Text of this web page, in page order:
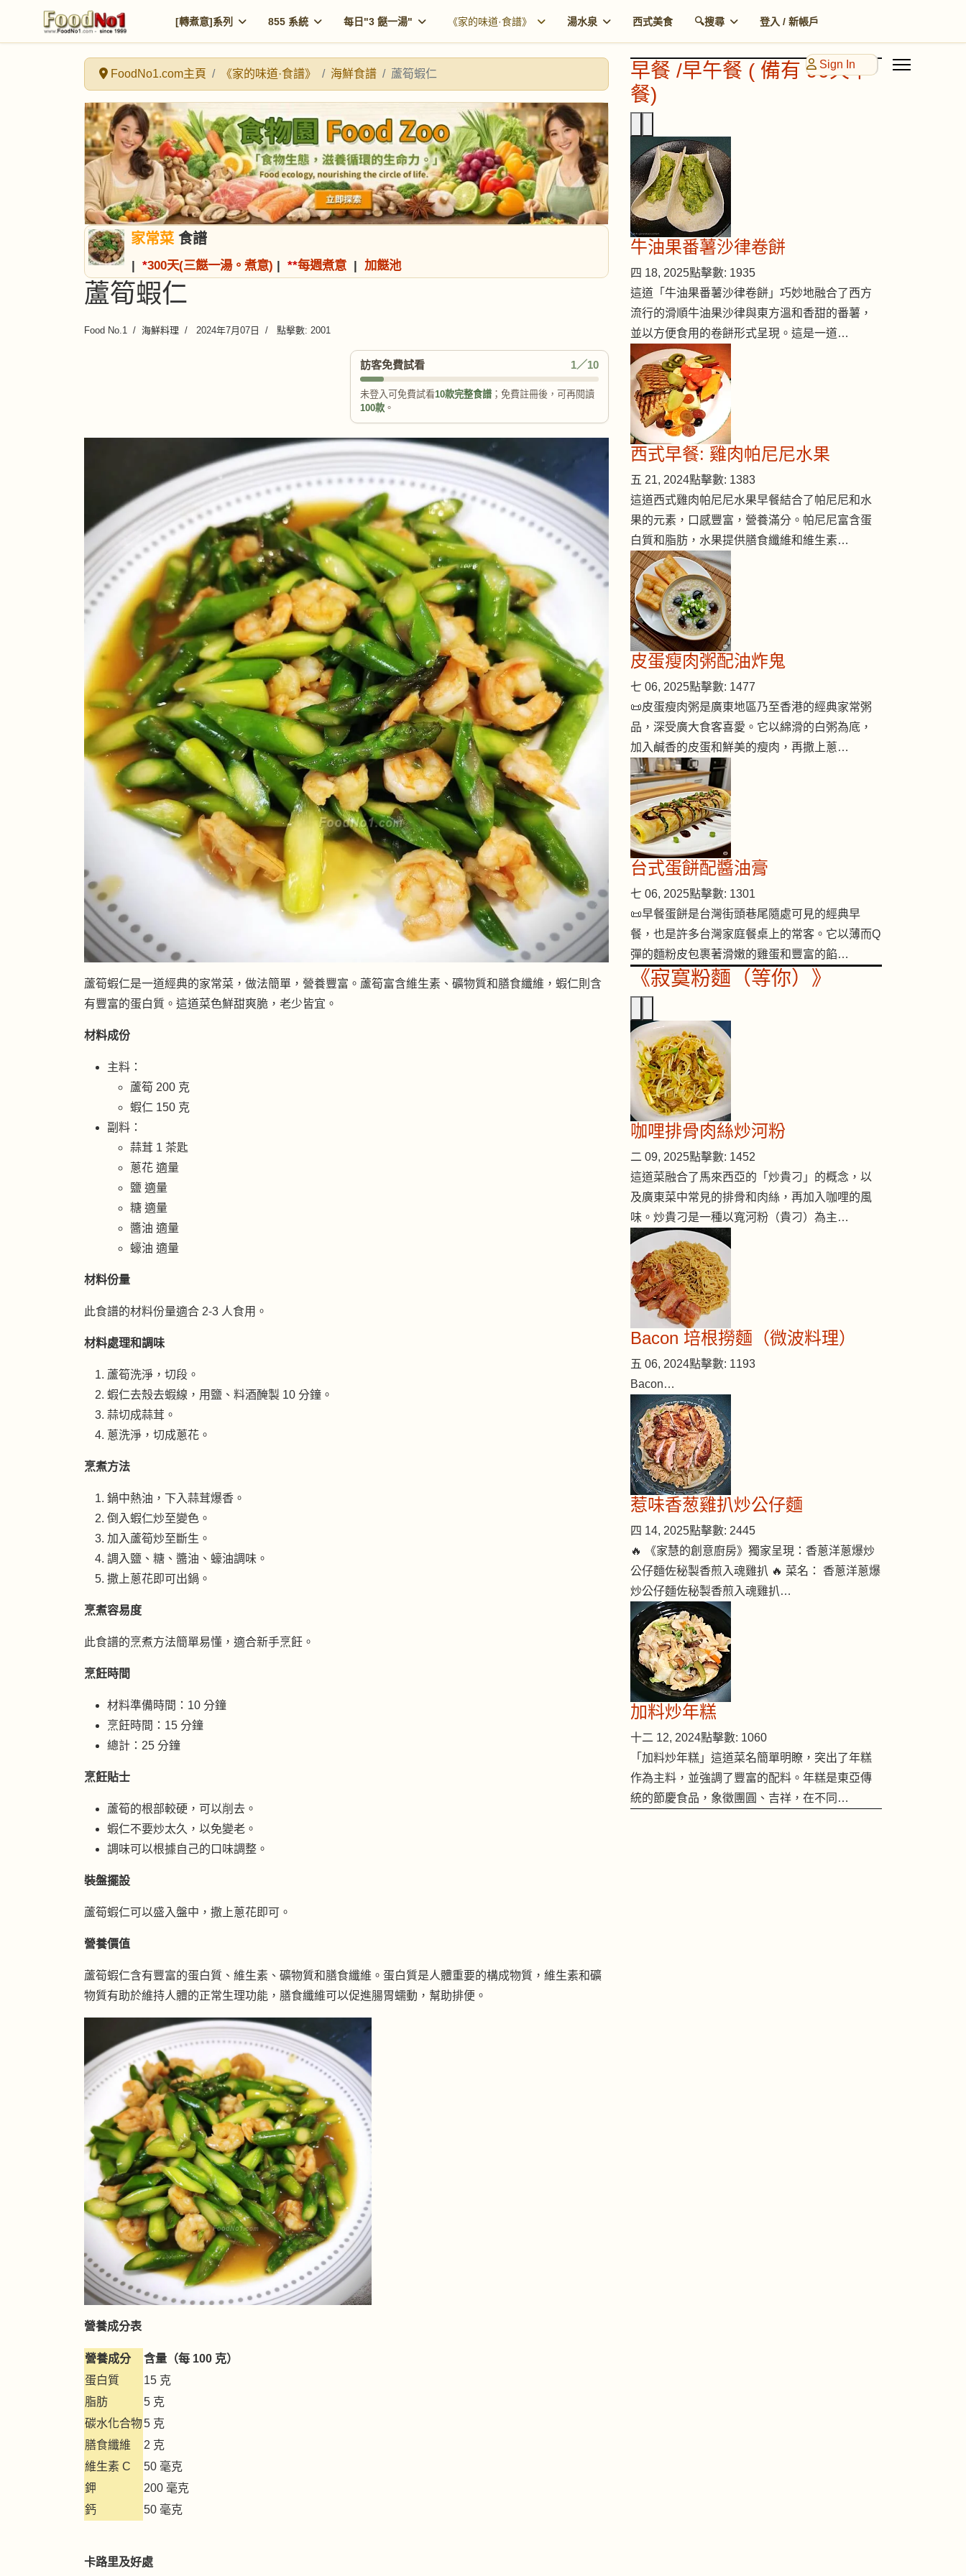
[轉煮意]系列 855 系統 每日"3 餸一湯" 《家的味道·食譜》 湯水泉 西式美食 🔍搜尋 登入 / 新帳戶
Sign In
FoodNo1.com主頁 《家的味道·食譜》 海鮮食譜 蘆筍蝦仁
家常菜 食譜
| *300天(三餸一湯。煮意) | **每週煮意 | 加餸池
蘆筍蝦仁
Food No.1 海鮮料理 2024年7月07日 點擊數: 2001
訪客免費試看 1／10
未登入可免費試看10款完整食譜 ；免費註冊後，可再閱讀
100款 。
蘆筍蝦仁是一道經典的家常菜，做法簡單，營養豐富。蘆筍富含維生素、礦物質和膳食纖維，蝦仁則含
有豐富的蛋白質。這道菜色鮮甜爽脆，老少皆宜。
材料成份
主料：
蘆筍 200 克
蝦仁 150 克
副料：
蒜茸 1 茶匙
蔥花 適量
鹽 適量
糖 適量
醬油 適量
蠔油 適量
材料份量
此食譜的材料份量適合 2-3 人食用。
材料處理和調味
蘆筍洗淨，切段。
蝦仁去殼去蝦線，用鹽、料酒醃製 10 分鐘。
蒜切成蒜茸。
蔥洗淨，切成蔥花。
烹煮方法
鍋中熱油，下入蒜茸爆香。
倒入蝦仁炒至變色。
加入蘆筍炒至斷生。
調入鹽、糖、醬油、蠔油調味。
撒上蔥花即可出鍋。
烹煮容易度
此食譜的烹煮方法簡單易懂，適合新手烹飪。
烹飪時間
材料準備時間：10 分鐘
烹飪時間：15 分鐘
總計：25 分鐘
烹飪貼士
蘆筍的根部較硬，可以削去。
蝦仁不要炒太久，以免變老。
調味可以根據自己的口味調整。
裝盤擺設
蘆筍蝦仁可以盛入盤中，撒上蔥花即可。
營養價值
蘆筍蝦仁含有豐富的蛋白質、維生素、礦物質和膳食纖維。蛋白質是人體重要的構成物質，維生素和礦
物質有助於維持人體的正常生理功能，膳食纖維可以促進腸胃蠕動，幫助排便。
營養成分表
營養成分
含量（每 100 克）
蛋白質
15 克
脂肪
5 克
碳水化合物5 克
膳食纖維
2 克
維生素 C
50 毫克
鉀
200 毫克
鈣
50 毫克
卡路里及好處
早餐 /早午餐 ( 備有 90天早
餐)
牛油果番薯沙律卷餅
四 18, 2025點擊數: 1935
這道「牛油果番薯沙律卷餅」巧妙地融合了西方
流行的滑順牛油果沙律與東方溫和香甜的番薯，
並以方便食用的卷餅形式呈現。這是一道…
西式早餐: 雞肉帕尼尼水果
五 21, 2024點擊數: 1383
這道西式雞肉帕尼尼水果早餐結合了帕尼尼和水
果的元素，口感豐富，營養滿分。帕尼尼富含蛋
白質和脂肪，水果提供膳食纖維和維生素…
皮蛋瘦肉粥配油炸鬼
七 06, 2025點擊數: 1477
📜皮蛋瘦肉粥是廣東地區乃至香港的經典家常粥
品，深受廣大食客喜愛。它以綿滑的白粥為底，
加入鹹香的皮蛋和鮮美的瘦肉，再撒上蔥…
台式蛋餅配醬油膏
七 06, 2025點擊數: 1301
📜早餐蛋餅是台灣街頭巷尾隨處可見的經典早
餐，也是許多台灣家庭餐桌上的常客。它以薄而Q
彈的麵粉皮包裹著滑嫩的雞蛋和豐富的餡…
《寂寞粉麵（等你）》
咖哩排骨肉絲炒河粉
二 09, 2025點擊數: 1452
這道菜融合了馬來西亞的「炒貴刁」的概念，以
及廣東菜中常見的排骨和肉絲，再加入咖哩的風
味。炒貴刁是一種以寬河粉（貴刁）為主…
Bacon 培根撈麵（微波料理）
五 06, 2024點擊數: 1193
Bacon…
惹味香葱雞扒炒公仔麵
四 14, 2025點擊數: 2445
🔥 《家慧的創意廚房》獨家呈現：香蔥洋蔥爆炒
公仔麵佐秘製香煎入魂雞扒 🔥 菜名： 香蔥洋蔥爆
炒公仔麵佐秘製香煎入魂雞扒…
加料炒年糕
十二 12, 2024點擊數: 1060
「加料炒年糕」這道菜名簡單明瞭，突出了年糕
作為主料，並強調了豐富的配料。年糕是東亞傳
統的節慶食品，象徵團圓、吉祥，在不同…